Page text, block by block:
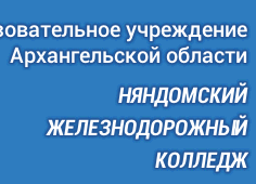
учреждение
Архангельской области
НЯНДОМСКИЙ
ЖЕЛЕЗНОДОРОЖНЫЙ
КОЛЛЕДЖ